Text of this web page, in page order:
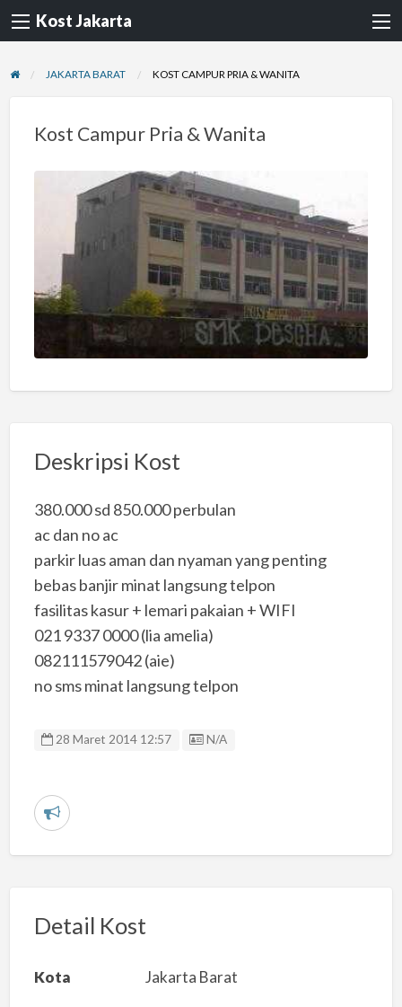
Kost Jakarta
JAKARTA BARAT KOST CAMPUR PRIA & WANITA
Kost Campur Pria & Wanita
Deskripsi Kost
380.000 sd 850.000 perbulan
ac dan no ac
parkir luas aman dan nyaman yang penting
bebas banjir minat langsung telpon
fasilitas kasur + lemari pakaian + WIFI
021 9337 0000 (lia amelia)
082111579042 (aie)
no sms minat langsung telpon
28 Maret 2014 12:57 Listing ID
N/A
L
r
a
Detail Kost
Kota Jakarta Barat